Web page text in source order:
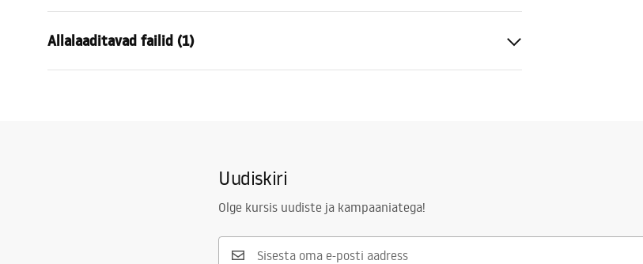
Paigaldusviis
Materjal
Alumiinium , Sanitaartehniline keraamika,
Allalaaditavad failid (1)
Uudiskiri
Olge kursis uudiste ja kampaaniatega!